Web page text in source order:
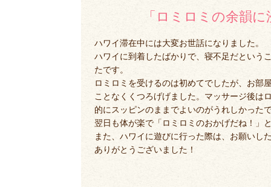
「ロミロミの余韻
ハワイ滞在中には大変お世話になりました。
ハワイに到着したばかりで、寝不足だという
たです。
ロミロミを受けるのは初めてでしたが、お部
ことなくくつろげげました。マッサージ後は
的にスッピンのままでよいのがうれしかった
翌日も体が楽で「ロミロミのおかげだね！」
また、ハワイに遊びに行った際は、お願いし
ありがとうございました！